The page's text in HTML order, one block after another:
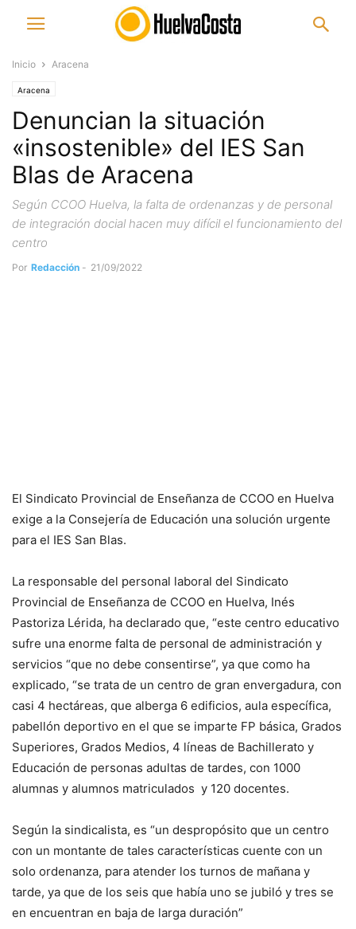
Inicio Aracena
Aracena
Denuncian la situación
«insostenible» del IES San
Blas de Aracena
Según CCOO Huelva, la falta de ordenanzas y de personal
de integración docial hacen muy difícil el funcionamiento del
centro
Por Redacción - 21/09/2022
El Sindicato Provincial de Enseñanza de CCOO en Huelva
exige a la Consejería de Educación una solución urgente
para el IES San Blas.
La responsable del personal laboral del Sindicato
Provincial de Enseñanza de CCOO en Huelva, Inés
Pastoriza Lérida, ha declarado que, “este centro educativo
sufre una enorme falta de personal de administración y
servicios “que no debe consentirse”, ya que como ha
explicado, “se trata de un centro de gran envergadura, con
casi 4 hectáreas, que alberga 6 edificios, aula específica,
pabellón deportivo en el que se imparte FP básica, Grados
Superiores, Grados Medios, 4 líneas de Bachillerato y
Educación de personas adultas de tardes, con 1000
alumnas y alumnos matriculados y 120 docentes.
Según la sindicalista, es “un despropósito que un centro
con un montante de tales características cuente con un
solo ordenanza, para atender los turnos de mañana y
tarde, ya que de los seis que había uno se jubiló y tres se
en encuentran en baja de larga duración”